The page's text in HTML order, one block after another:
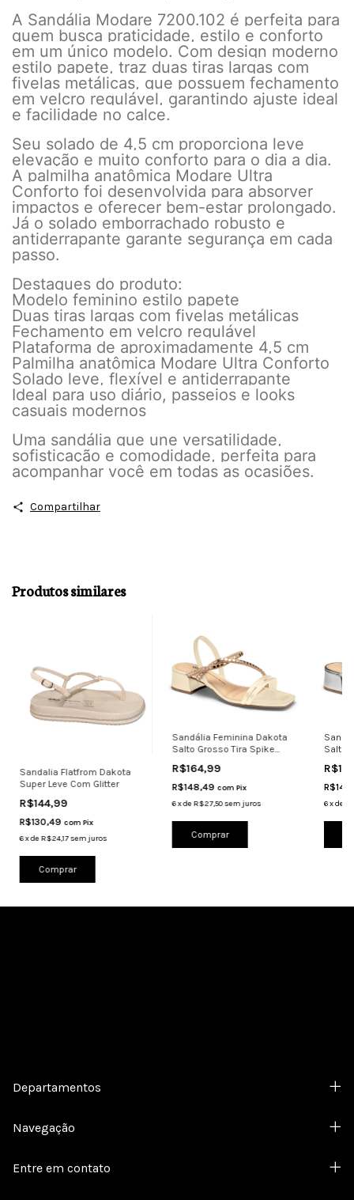
A Sandália Modare 7200.102 é perfeita para
quem busca praticidade, estilo e conforto
em um único modelo. Com design moderno
estilo papete, traz duas tiras largas com
fivelas metálicas, que possuem fechamento
em velcro regulável, garantindo ajuste ideal
e facilidade no calce.
Seu solado de 4,5 cm proporciona leve
elevação e muito conforto para o dia a dia.
A palmilha anatômica Modare Ultra
Conforto foi desenvolvida para absorver
impactos e oferecer bem-estar prolongado.
Já o solado emborrachado robusto e
antiderrapante garante segurança em cada
passo.
Destaques do produto:
Modelo feminino estilo papete
Duas tiras largas com fivelas metálicas
Fechamento em velcro regulável
Plataforma de aproximadamente 4,5 cm
Palmilha anatômica Modare Ultra Conforto
Solado leve, flexível e antiderrapante
Ideal para uso diário, passeios e looks
casuais modernos
Uma sandália que une versatilidade,
sofisticação e comodidade, perfeita para
acompanhar você em todas as ocasiões.
Compartilhar
Produtos similares
Sandalia Flatfrom Dakota
Super Leve Com Glitter
R$144,99
R$130,49 com Pix
6xdeR$24,17sem juros
Comprar
Sandália Feminina Dakota
Salto Grosso Tira Spike
R$164,99
R$148,49 com Pix
6xdeR$27,50 sem juros
Comprar
Salto
6xde
Departamentos
Navegação
Entre em contato